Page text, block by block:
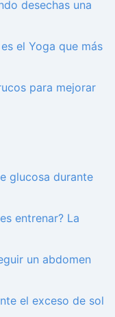
desechas una
el Yoga que más
para mejorar
glucosa durante
entrenar? La
un abdomen
el exceso de sol